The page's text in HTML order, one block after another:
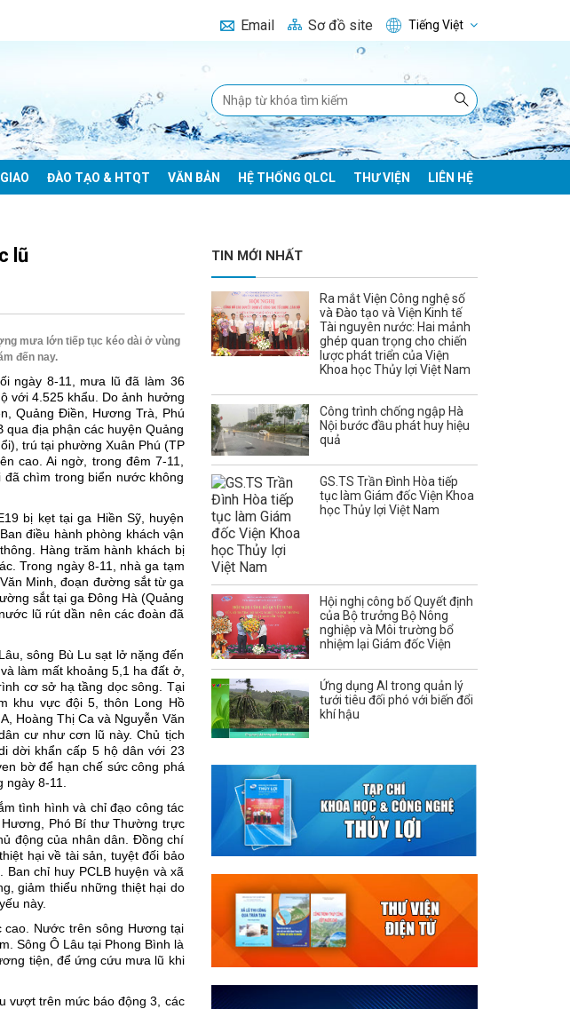
Email Sơ đồ site Tiếng Việt
ĐÀO TẠO & HTQT VĂN BẢN HỆ THỐNG QLCL THƯ VIỆN LIÊN HỆ
lũ
mưa lớn tiếp tục kéo dài ở vùng
đến nay.
ngày 8-11, mưa lũ đã làm 36
với 4.525 khẩu. Do ảnh hưởng
Quảng Ðiền, Hương Trà, Phú
qua địa phận các huyện Quảng
trú tại phường Xuân Phú (TP
cao. Ai ngờ, trong đêm 7-11,
chìm trong biển nước không
bị kẹt tại ga Hiền Sỹ, huyện
điều hành phòng khách vận
Hàng trăm hành khách bị
Trong ngày 8-11, nhà ga tạm
Minh, đoạn đường sắt từ ga
sắt tại ga Ðông Hà (Quảng
lũ rút dần nên các đoàn đã
sông Bù Lu sạt lở nặng đến
làm mất khoảng 5,1 ha đất ở,
cơ sở hạ tầng dọc sông. Tại
khu vực đội 5, thôn Long Hồ
Hoàng Thị Ca và Nguyễn Văn
cư như cơn lũ này. Chủ tịch
dời khẩn cấp 5 hộ dân với 23
bờ để hạn chế sức công phá
8-11.
tình hình và chỉ đạo công tác
Phó Bí thư Thường trực
động của nhân dân. Ðồng chí
hại về tài sản, tuyệt đối bảo
chỉ huy PCLB huyện và xã
giảm thiểu những thiệt hại do
này.
Nước trên sông Hương tại
Sông Ô Lâu tại Phong Bình là
tiện, để ứng cứu mưa lũ khi
vượt trên mức báo động 3, các
TIN MỚI NHẤT
Ra mắt Viện Công nghệ số
và Đào tạo và Viện Kinh tế
Tài nguyên nước: Hai mảnh
ghép quan trọng cho chiến
lược phát triển của Viện
Khoa học Thủy lợi Việt Nam
Công trình chống ngập Hà
Nội bước đầu phát huy hiệu
quả
GS.TS Trần Đình Hòa tiếp
tục làm Giám đốc Viện Khoa
học Thủy lợi Việt Nam
Hội nghị công bố Quyết định
của Bộ trưởng Bộ Nông
nghiệp và Môi trường bổ
nhiệm lại Giám đốc Viện
Ứng dụng AI trong quản lý
tưới tiêu đối phó với biến đổi
khí hậu